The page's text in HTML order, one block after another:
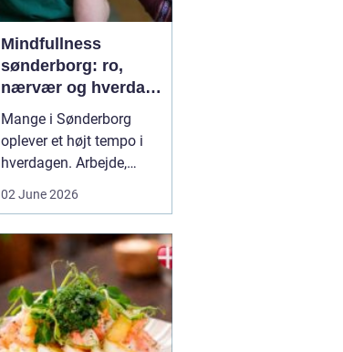
Mindfullness
sønderborg: ro,
nærvær og hverdag
med mindre stress
Mange i Sønderborg
oplever et højt tempo i
hverdagen. Arbejde,
kan sætte nervesystemet
på overarbejde. Herkan
min...
02 June 2026